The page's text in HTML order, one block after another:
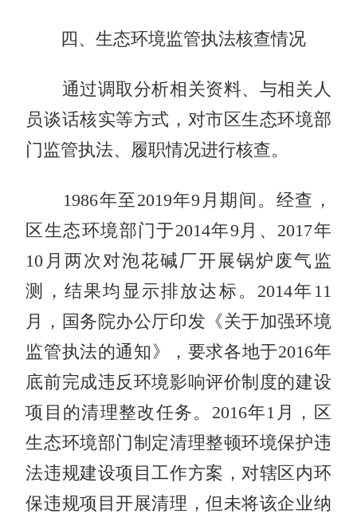
四、生态环境监管执法核查情况
通过调取分析相关资料、与相关人
员谈话核实等方式，对市区生态环境部
门监管执法、履职情况进行核查。
1986年至2019年9月期间。经查，
区生态环境部门于2014年9月、2017年
10月两次对泡花碱厂开展锅炉废气监
测，结果均显示排放达标。2014年11
月，国务院办公厅印发《关于加强环境
监管执法的通知》，要求各地于2016年
底前完成违反环境影响评价制度的建设
项目的清理整改任务。2016年1月，区
生态环境部门制定清理整顿环境保护违
法违规建设项目工作方案，对辖区内环
保违规项目开展清理，但未将该企业纳